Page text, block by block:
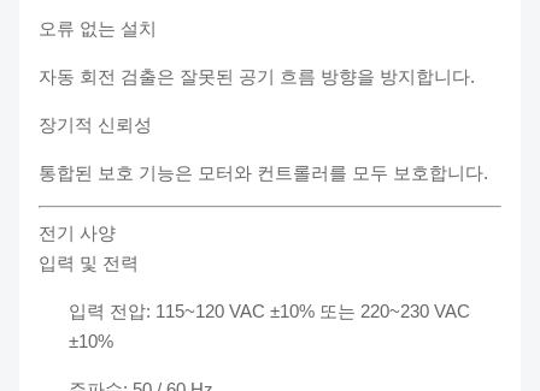
오류 없는 설치
자동 회전 검출은 잘못된 공기 흐름 방향을 방지합니다.
장기적 신뢰성
통합된 보호 기능은 모터와 컨트롤러를 모두 보호합니다.
전기 사양
입력 및 전력
입력 전압: 115~120 VAC ±10% 또는 220~230 VAC
±10%